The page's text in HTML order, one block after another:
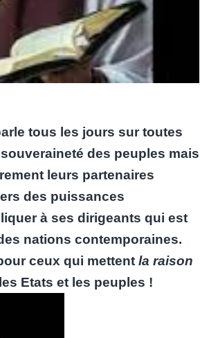
tous les jours sur toutes
des peuples mais
leurs partenaires
des puissances
à ses dirigeants qui est
nations contemporaines.
ceux qui mettent la raison
Etats et les peuples !